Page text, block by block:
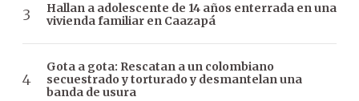
Hallan a adolescente de 14 años enterrada en una
vivienda familiar en Caazapá
Gota a gota: Rescatan a un colombiano
secuestrado y torturado y desmantelan una
banda de usura